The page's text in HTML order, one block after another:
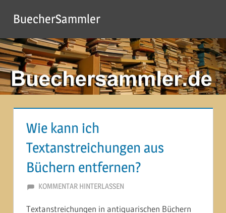
Inhalt
springen
BuecherSammler
Wie kann ich
Textanstreichungen aus
Büchern entfernen?
12. MÄRZ 2015
MARTINA BERG
KOMMENTAR HINTERLASSEN
Textanstreichungen in antiquarischen Büchern